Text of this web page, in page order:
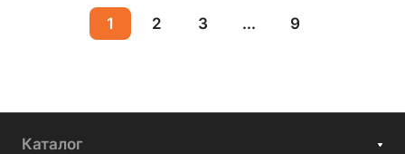
1 2 3 ... 9
Каталог